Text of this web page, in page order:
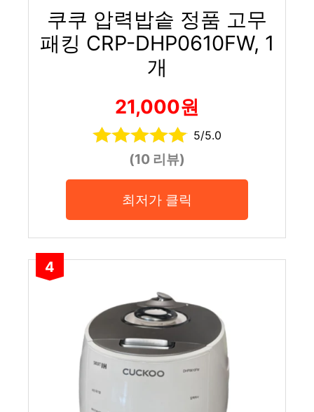
쿠쿠 압력밥솥 정품 고무
패킹 CRP-DHP0610FW, 1
개
21,000원
5/5.0
(10 리뷰)
최저가 클릭
4